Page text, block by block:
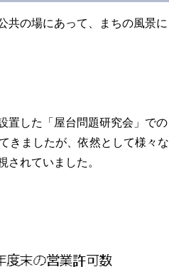
共の場にあって、まちの風景に
置した「屋台問題研究会」での
きましたが、依然として様々な
れていました。